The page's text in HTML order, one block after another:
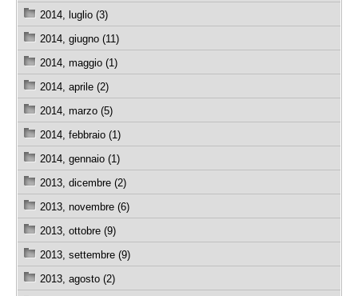
2014, luglio (3)
2014, giugno (11)
2014, maggio (1)
2014, aprile (2)
2014, marzo (5)
2014, febbraio (1)
2014, gennaio (1)
2013, dicembre (2)
2013, novembre (6)
2013, ottobre (9)
2013, settembre (9)
2013, agosto (2)